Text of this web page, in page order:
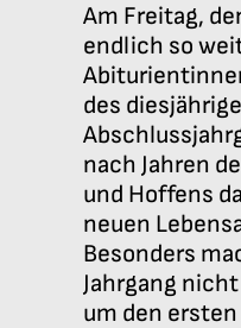
Am Freitag,
endlich so
des
nach Jahren
und Hoffens
neuen
Besonders
Jahrgang
um den